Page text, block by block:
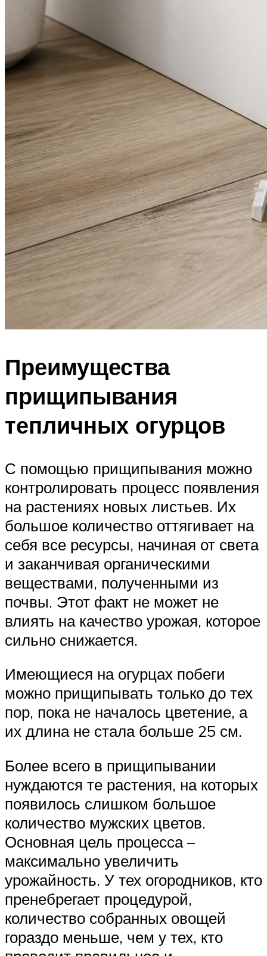
Преимущества
прищипывания
тепличных огурцов
С помощью прищипывания можно
контролировать процесс появления
на растениях новых листьев. Их
большое количество оттягивает на
себя все ресурсы, начиная от света
и заканчивая органическими
веществами, полученными из
почвы. Этот факт не может не
влиять на качество урожая, которое
сильно снижается.
Имеющиеся на огурцах побеги
можно прищипывать только до тех
пор, пока не началось цветение, а
их длина не стала больше 25 см.
Более всего в прищипывании
нуждаются те растения, на которых
появилось слишком большое
количество мужских цветов.
Основная цель процесса –
максимально увеличить
урожайность. У тех огородников, кто
пренебрегает процедурой,
количество собранных овощей
гораздо меньше, чем у тех, кто